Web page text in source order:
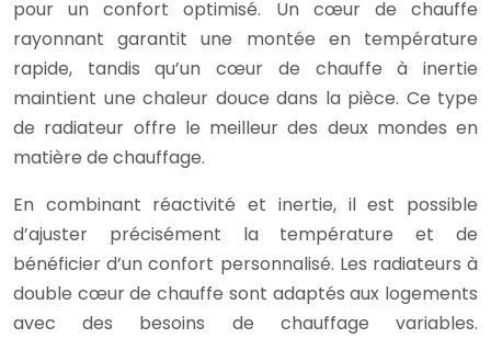
pour un confort optimisé. Un cœur de chauffe
rayonnant garantit une montée en température
rapide, tandis qu’un cœur de chauffe à inertie
maintient une chaleur douce dans la pièce. Ce type
de radiateur offre le meilleur des deux mondes en
matière de chauffage.
En combinant réactivité et inertie, il est possible
d’ajuster précisément la température et de
bénéficier d’un confort personnalisé. Les radiateurs à
double cœur de chauffe sont adaptés aux logements
avec des besoins de chauffage variables.